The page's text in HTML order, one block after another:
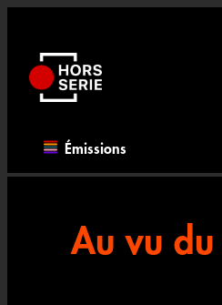
contenu
Émissions
Au vu du